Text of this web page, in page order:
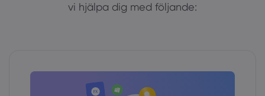
vi hjälpa dig med följande: